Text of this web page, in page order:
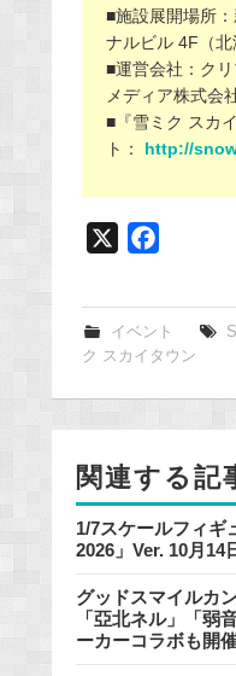
■施設展開場所
ナルビル 4F（北
■運営会社：ク
メディア株式会
■『雪ミク スカ
ト：
http://
e
b
o
o
イベント
ク スカイタウン
関連する記
1/7スケールフィギ
2026」Ver. 10月14
グッドスマイルカ
「亞北ネル」「弱
ーカーコラボも開